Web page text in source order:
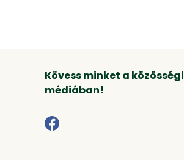
Kövess minket a közösségi
médiában!